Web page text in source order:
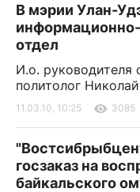
В мэрии Улан-
отдел
И.о. руководителя
политолог
11.03.10, 10:25 3085
госзаказ на
байкальского